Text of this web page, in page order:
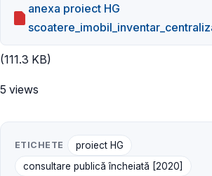
anexa proiect HG
(111.3 KB)
5 views
ETICHETE
proiect HG
consultare publică încheiată [2020]